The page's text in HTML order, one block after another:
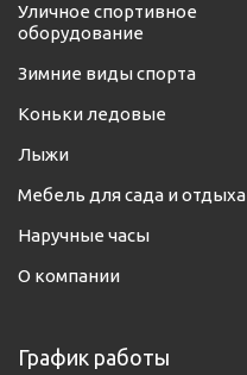
Уличное спортивное
оборудование
Зимние виды спорта
Коньки ледовые
Лыжи
Мебель для сада и отдыха
Наручные часы
О компании
График работы